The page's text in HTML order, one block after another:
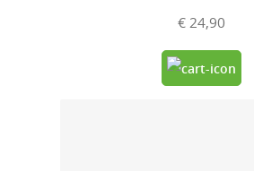
€ 24,90